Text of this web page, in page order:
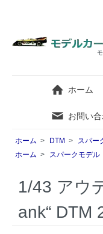
ホーム
お問い
ホーム > DTM >
スパー
ホーム > スパークモデル
1/43 アウ
ank“ DTM